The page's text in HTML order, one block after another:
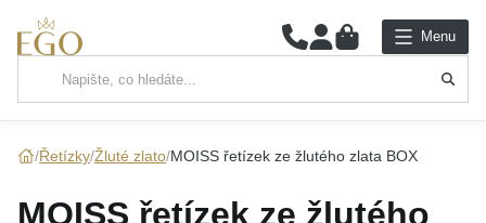
0 Menu
Hlavní kategorie
Řetízky Žluté zlato MOISS řetízek ze žlutého zlata BOX
MOISS řetízek ze žlutého